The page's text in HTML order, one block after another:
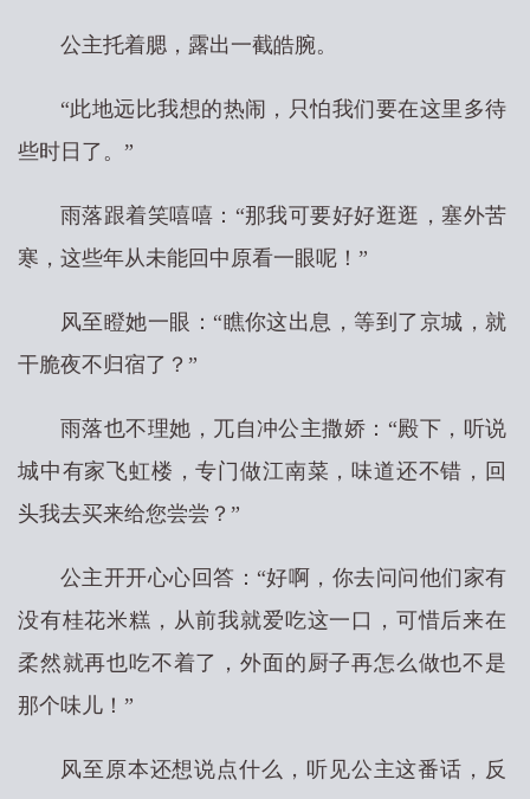
公主托着腮，露出一截皓腕。
“此地远比我想的热闹，只怕我们要在这里多待
些时日了。”
雨落跟着笑嘻嘻：“那我可要好好逛逛，塞外苦
寒，这些年从未能回中原看一眼呢！”
风至瞪她一眼：“瞧你这出息，等到了京城，就
干脆夜不归宿了？”
雨落也不理她，兀自冲公主撒娇：“殿下，听说
城中有家飞虹楼，专门做江南菜，味道还不错，回
头我去买来给您尝尝？”
公主开开心心回答：“好啊，你去问问他们家有
没有桂花米糕，从前我就爱吃这一口，可惜后来在
柔然就再也吃不着了，外面的厨子再怎么做也不是
那个味儿！”
风至原本还想说点什么，听见公主这番话，反